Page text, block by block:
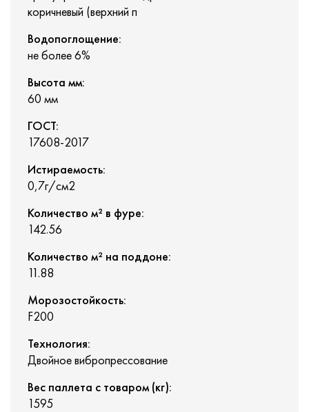
коричневый (верхний п
Водопоглощение:
не более 6%
Высота мм:
60 мм
ГОСТ:
17608-2017
Истираемость:
0,7г/см2
Количество м² в фуре:
142.56
Количество м² на поддоне:
11.88
Морозостойкость:
F200
Технология:
Двойное вибропрессование
Вес паллета с товаром (кг):
1595